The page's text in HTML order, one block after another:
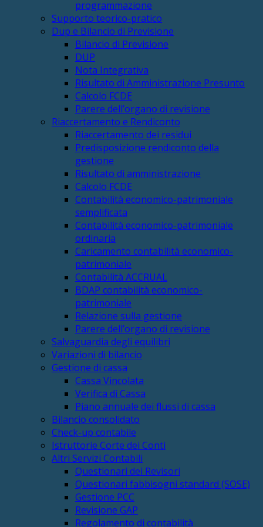
programmazione
Supporto teorico-pratico
Dup e Bilancio di Previsione
Bilancio di Previsione
DUP
Nota Integrativa
Risultato di Amministrazione Presunto
Calcolo FCDE
Parere dell’organo di revisione
Riaccertamento e Rendiconto
Riaccertamento dei residui
Predisposizione rendiconto della
gestione
Risultato di amministrazione
Calcolo FCDE
Contabilità economico-patrimoniale
semplificata
Contabilità economico-patrimoniale
ordinaria
Caricamento contabilità economico-
patrimoniale
Contabilità ACCRUAL
BDAP contabilità economico-
patrimoniale
Relazione sulla gestione
Parere dell’organo di revisione
Salvaguardia degli equilibri
Variazioni di bilancio
Gestione di cassa
Cassa Vincolata
Verifica di Cassa
Piano annuale dei flussi di cassa
Bilancio consolidato
Check-up contabile
Istruttorie Corte dei Conti
Altri Servizi Contabili
Questionari dei Revisori
Questionari fabbisogni standard (SOSE)
Gestione PCC
Revisione GAP
Regolamento di contabilità